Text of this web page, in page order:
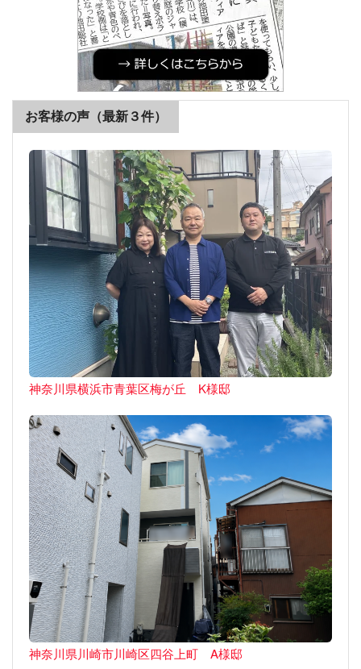
お客様の声（最新３件）
神奈川県横浜市青葉区梅が丘 K様邸
神奈川県川崎市川崎区四谷上町 A様邸